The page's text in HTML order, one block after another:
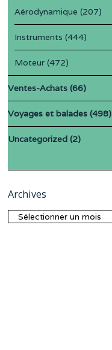
Aérodynamique (207)
Instruments (444)
Moteur (472)
Ventes-Achats (66)
Voyages et balades (498)
Uncategorized (2)
Archives
Archives